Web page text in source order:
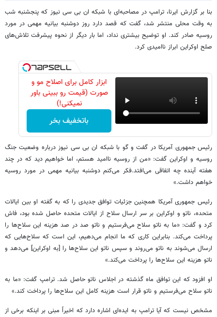
بنا بر گزارش ایرنا، ترامپ در مصاحبه‌ای با شبکه ان بی سی نیوز که پنجشنبه شب
به وقت محلی منتشر شد، گفت که قصد دارد روز دوشنبه بیانیه مهمی در مورد
روسیه صادر کند. او توضیح بیشتری نداد، اما بار دیگر از نحوه پیشرفت تلاش‌های
صلح اوکراین ابراز ناامیدی کرد.
ابزار کامل برای اصلاح مو و
صورت (قیمت رو ببینی باور
نمیکنی!)
باتخفیف بخر
رئیس جمهوری آمریکا در گفت و گو با شبکه ان بی سی نیوز درباره وضعیت جنگ
روسیه و اوکراین گفت: «من از روسیه ناامید هستم، اما خواهیم دید که در چند
هفته آینده چه اتفاقی می‌افتد.فکر می‌کنم دوشنبه بیانیه مهمی در مورد روسیه
خواهم داشت.»
رئیس جمهوری آمریکا همچنین جزئیات توافق جدیدی را که به گفته او بین ایالات
متحده، ناتو و اوکراین بر سر ارسال سلاح از ایالات متحده حاصل شده بود، فاش
کرد و گفت: «ما به ناتو سلاح می‌فرستیم و ناتو صد در صد هزینه این سلاح‌ها را
پرداخت می‌کند. بنابراین کاری که ما انجام می‌دهیم، این است که سلاح‌هایی که
ارسال می‌شوند به ناتو می‌روند و سپس ناتو این سلاح‌ها را [به اوکراین] می‌دهد و
ناتو هزینه این سلاح‌ها را پرداخت می‌کند.»
او افزود که این توافق ماه گذشته در اجلاس ناتو حاصل شد. ترامپ گفت: «ما به
ناتو سلاح می‌فرستیم و ناتو قرار است هزینه کامل این سلاح‌ها را پرداخت کند.»
مشخص نیست که آیا ترامپ به ایده‌ای اشاره دارد که اخیراً مبنی بر اینکه برخی از